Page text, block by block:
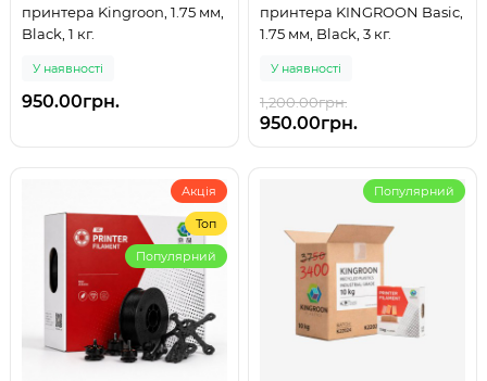
принтера Kingroon, 1.75 мм,
Black, 1 кг.
У наявності
950.00грн.
принтера KINGROON Basic,
1.75 мм, Black, 3 кг.
У наявності
1,200.00грн.
950.00грн.
Акція
Топ
Популярний
Популярний